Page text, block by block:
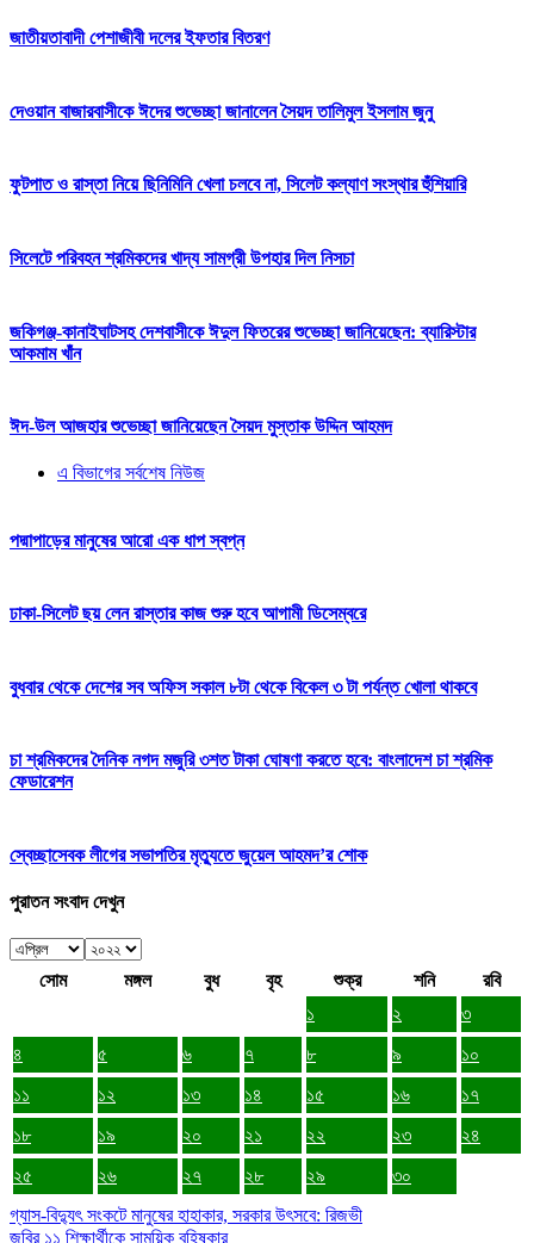
জাতীয়তাবাদী পেশাজীবী দলের ইফতার বিতরণ
দেওয়ান বাজারবাসীকে ঈদের শুভেচ্ছা জানালেন সৈয়দ তালিমুল ইসলাম জুনু
ফুটপাত ও রাস্তা নিয়ে ছিনিমিনি খেলা চলবে না, সিলেট কল্যাণ সংস্থার হুঁশিয়ারি
সিলেটে পরিবহন শ্রমিকদের খাদ্য সামগ্রী উপহার দিল নিসচা
জকিগঞ্জ-কানাইঘাটসহ দেশবাসীকে ঈদুল ফিতরের শুভেচ্ছা জানিয়েছেন: ব্যারিস্টার
আকমাম খাঁন
ঈদ-উল আজহার শুভেচ্ছা জানিয়েছেন সৈয়দ মুস্তাক উদ্দিন আহমদ
এ বিভাগের সর্বশেষ নিউজ
পদ্মাপাড়ের মানুষের আরো এক ধাপ স্বপ্ন
ঢাকা-সিলেট ছয় লেন রাস্তার কাজ শুরু হবে আগামী ডিসেম্বরে
বুধবার থেকে দেশের সব অফিস সকাল ৮টা থেকে বিকেল ৩ টা পর্যন্ত খোলা থাকবে
চা শ্রমিকদের দৈনিক নগদ মজুরি ৩শত টাকা ঘোষণা করতে হবে: বাংলাদেশ চা শ্রমিক
ফেডারেশন
স্বেচ্ছাসেবক লীগের সভাপতির মৃত্যুতে জুয়েল আহমদ’র শোক
পুরাতন সংবাদ দেখুন
সোম মঙ্গল বুধ বৃহ শুক্র শনি
রবি
১
২
৩
৪
৫ ৬ ৭ ৮ ৯
১০
১১
১২ ১৩ ১৪ ১৫ ১৬
১৭
১৮
১৯ ২০ ২১ ২২ ২৩
২৪
২৫
২৬ ২৭ ২৮ ২৯
৩০
গ্যাস-বিদ্যুৎ সংকটে মানুষের হাহাকার, সরকার উৎসবে: রিজভী
জবির ১১ শিক্ষার্থীকে সাময়িক বহিষ্কার